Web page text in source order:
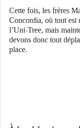
Cette fois, les frères
Concordia, où tout est
l’Uni-Tree, mais
devons donc tout
place.